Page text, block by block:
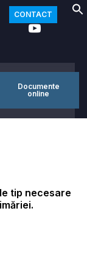
CONTACT
Documente
online
tip necesare